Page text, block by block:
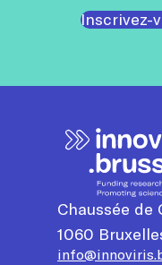
Inscrivez-
Chaussée de
1060